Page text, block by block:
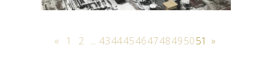
« 1 2 ... 434445464748495051 »